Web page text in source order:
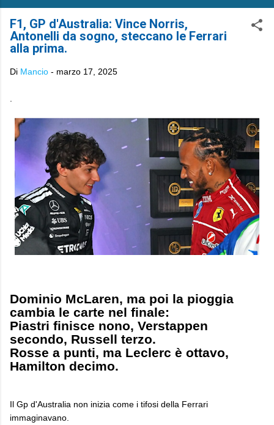
F1, GP d'Australia: Vince Norris,
Antonelli da sogno, steccano le Ferrari
alla prima.
Di Mancio - marzo 17, 2025
Dominio McLaren, ma poi la pioggia
cambia le carte nel finale:
Piastri finisce nono, Verstappen
secondo, Russell terzo.
Rosse a punti, ma Leclerc è ottavo,
Hamilton decimo.
Il Gp d'Australia non inizia come i tifosi della Ferrari
immaginavano.